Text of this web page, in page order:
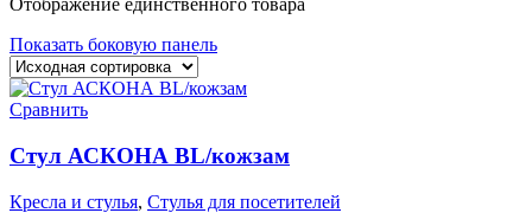
Отображение единственного товара
Показать боковую панель
Сравнить
Стул АСКОНА BL/кожзам
Кресла и стулья, Стулья для посетителей